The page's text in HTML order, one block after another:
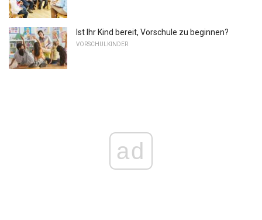
Ist Ihr Kind bereit, Vorschule zu beginnen?
VORSCHULKINDER
ad